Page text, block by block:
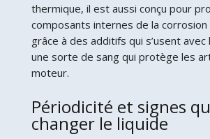
thermique, il est aussi conçu pour
composants internes de la
grâce à des additifs qui s’usent avec
une sorte de sang qui protège les
moteur.
Périodicité et signes
changer le liquide